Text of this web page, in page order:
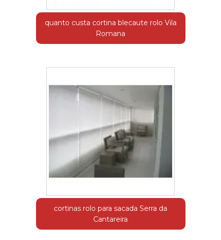
quanto custa cortina blecaute rolo Vila
Romana
cortinas rolo para sacada Serra da
Cantareira